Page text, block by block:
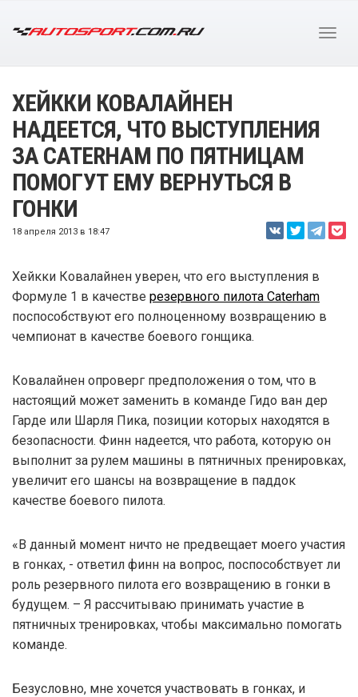
ХЕЙККИ КОВАЛАЙНЕН
НАДЕЕТСЯ, ЧТО ВЫСТУПЛЕНИЯ
ЗА CATERHAM ПО ПЯТНИЦАМ
ПОМОГУТ ЕМУ ВЕРНУТЬСЯ В
ГОНКИ
18 апреля 2013 в 18:47
Хейкки Ковалайнен уверен, что его выступления в
Формуле 1 в качестве резервного пилота Caterham
поспособствуют его полноценному возвращению в
чемпионат в качестве боевого гонщика.
Ковалайнен опроверг предположения о том, что в
настоящий может заменить в команде Гидо ван дер
Гарде или Шарля Пика, позиции которых находятся в
безопасности. Финн надеется, что работа, которую он
выполнит за рулем машины в пятничных пренировках,
увеличит его шансы на возвращение в паддок
качестве боевого пилота.
«В данный момент ничто не предвещает моего участия
в гонках, - ответил финн на вопрос, поспособствует ли
роль резервного пилота его возвращению в гонки в
будущем. – Я рассчитываю принимать участие в
пятничных тренировках, чтобы максимально помогать
команде.
Безусловно, мне хочется участвовать в гонках, и